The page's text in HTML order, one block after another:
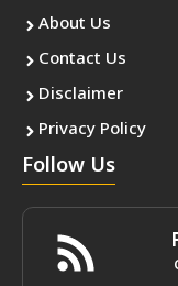
About Us
Contact Us
Disclaimer
Privacy Policy
Follow Us